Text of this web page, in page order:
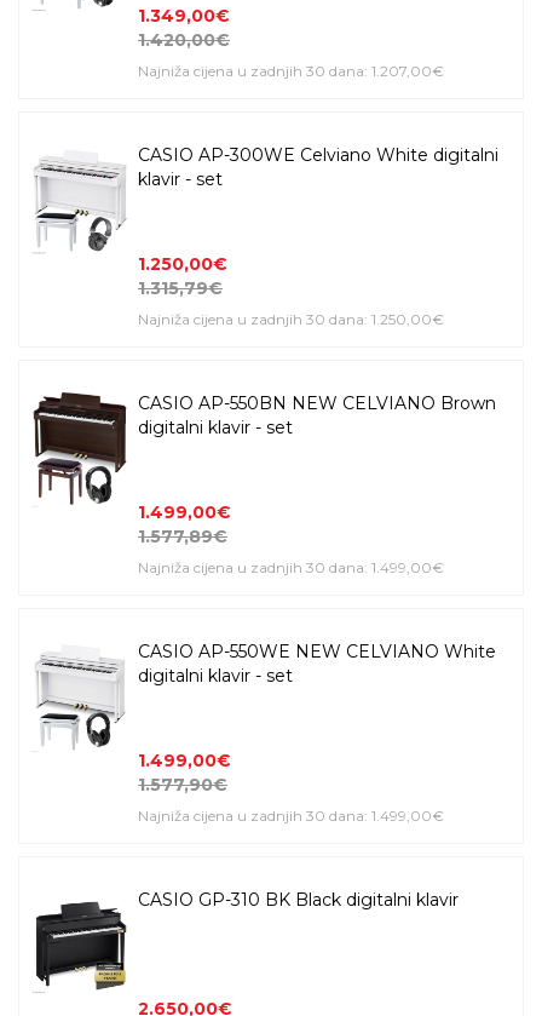
1.349,00€
1.420,00€
Najniža cijena u zadnjih 30 dana: 1.207,00€
CASIO AP-300WE Celviano White digitalni
klavir - set
1.250,00€
1.315,79€
Najniža cijena u zadnjih 30 dana: 1.250,00€
CASIO AP-550BN NEW CELVIANO Brown
digitalni klavir - set
1.499,00€
1.577,89€
Najniža cijena u zadnjih 30 dana: 1.499,00€
CASIO AP-550WE NEW CELVIANO White
digitalni klavir - set
1.499,00€
1.577,90€
Najniža cijena u zadnjih 30 dana: 1.499,00€
CASIO GP-310 BK Black digitalni klavir
2.650,00€